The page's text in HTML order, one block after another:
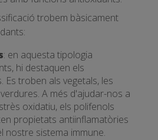
trobem bàsicament
: en aquesta tipologia
hi destaquen els
Es troben als vegetals, les
A més d'ajudar-nos a
oxidatiu, els polifenols
propietats antiinflamatòries
nostre sistema immune.